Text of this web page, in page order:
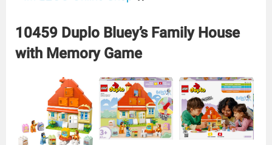
10459 Duplo Bluey’s Family House
with Memory Game